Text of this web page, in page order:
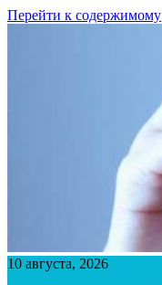
Перейти к содержимому
10 августа, 2026